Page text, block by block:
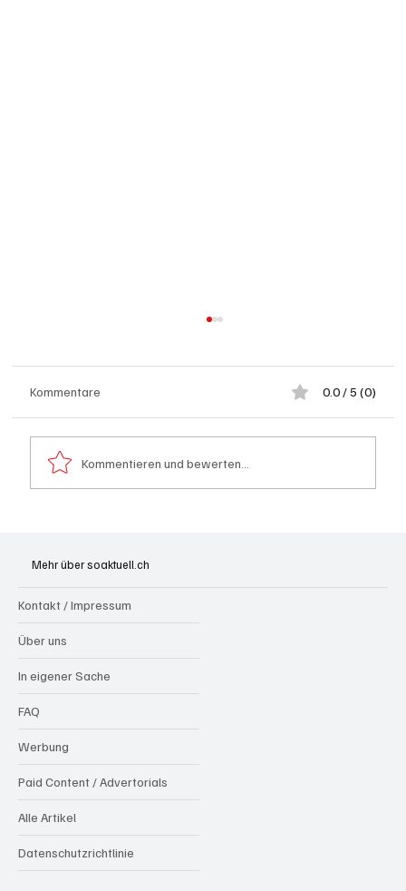
Kommentare 0.0 / 5 (0)
Kommentieren und bewerten...
Mehr über soaktuell.ch
Kontakt / Impressum
Über uns
In eigener Sache
FAQ
Werbung
Paid Content / Advertorials
Alle Artikel
Datenschutzrichtlinie